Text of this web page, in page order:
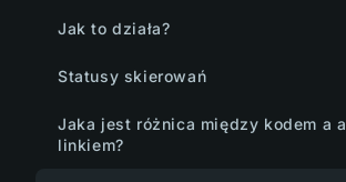
Jak to działa?
Statusy skierowań
Jaka jest różnica między kodem a a
linkiem?